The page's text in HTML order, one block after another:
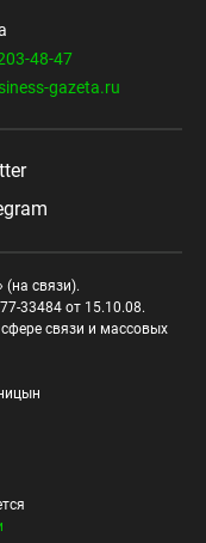
48-47
gazeta.ru
(на связи).
33484 от 15.10.08.
связи и массовых